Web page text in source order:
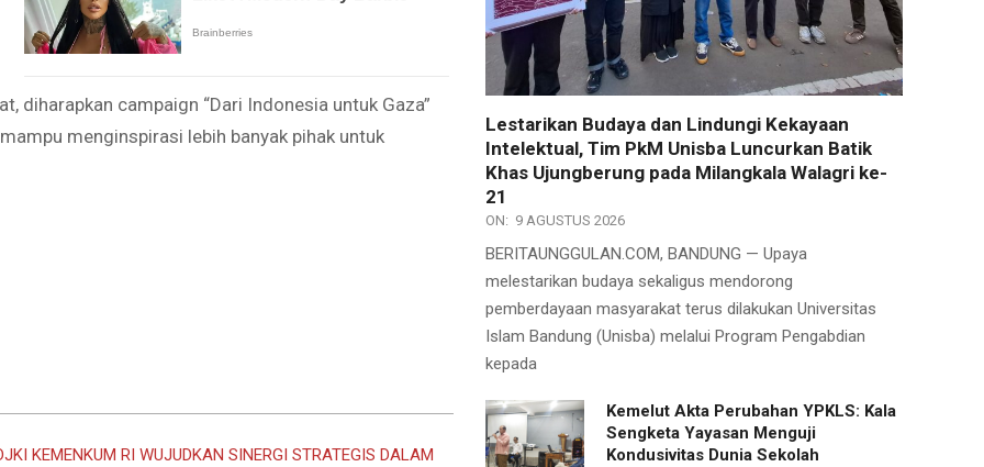
diharapkan campaign “Dari Indonesia untuk Gaza”
menginspirasi lebih banyak pihak untuk
KEMENKUM RI WUJUDKAN SINERGI STRATEGIS DALAM
Lestarikan Budaya dan Lindungi Kekayaan
Intelektual, Tim PkM Unisba Luncurkan Batik
Khas Ujungberung pada Milangkala Walagri ke-
21
ON: 9 AGUSTUS 2026
BERITAUNGGULAN.COM, BANDUNG — Upaya
melestarikan budaya sekaligus mendorong
pemberdayaan masyarakat terus dilakukan Universitas
Islam Bandung (Unisba) melalui Program Pengabdian
kepada
Kemelut Akta Perubahan YPKLS: Kala
Sengketa Yayasan Menguji
Kondusivitas Dunia Sekolah